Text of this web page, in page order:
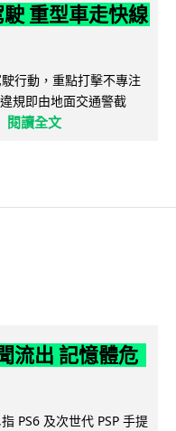
重型車走快線
行動，重點打擊不專注
規即由地面交通警截
閱讀全文
流出 記憶體危
PS6 及次世代 PSP 手提